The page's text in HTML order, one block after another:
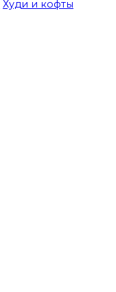
Худи и кофты